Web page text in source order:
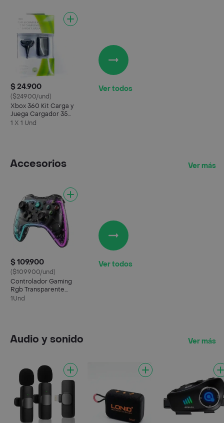
$ 24.900
($24900/und)
Xbox 360 Kit Carga y
Juega Cargador 35
Horas Juego
1 X 1 Und
Ver todos
Accesorios Ver más
$ 109.900
($109900/und)
Controlador Gaming
Rgb Transparente
Inalámbrico Android
1Und
Ver todos
Audio y sonido Ver más